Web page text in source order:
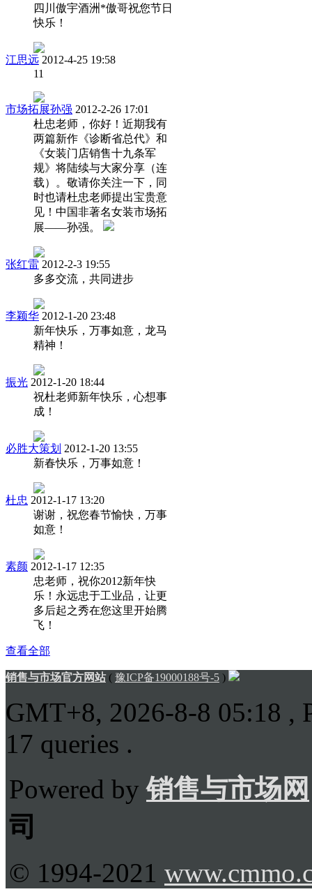
四川傲宇酒洲*傲哥祝您节日
快乐！
江思远 2012-4-25 19:58
11
市场拓展孙强 2012-2-26 17:01
杜忠老师，你好！近期我有
两篇新作《诊断省总代》和
《女装门店销售十九条军
规》将陆续与大家分享（连
载）。敬请你关注一下，同
时也请杜忠老师提出宝贵意
见！中国非著名女装市场拓
展——孙强。
张红雷 2012-2-3 19:55
多多交流，共同进步
李颖华 2012-1-20 23:48
新年快乐，万事如意，龙马
精神！
振光 2012-1-20 18:44
祝杜老师新年快乐，心想事
成！
必胜大策划 2012-1-20 13:55
新春快乐，万事如意！
杜忠 2012-1-17 13:20
谢谢，祝您春节愉快，万事
如意！
素颜 2012-1-17 12:35
忠老师，祝你2012新年快
乐！永远忠于工业品，让更
多后起之秀在您这里开始腾
飞！
查看全部
销售与市场官方网站( 豫ICP备19000188号-5 )
GMT+8, 2026-8-8 05:18 ,
17 queries .
Powered by销售与市场网
司
© 1994-2021